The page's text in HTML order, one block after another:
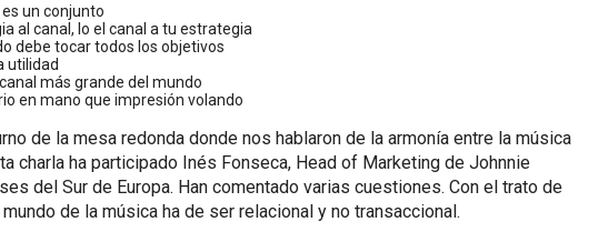
un conjunto
al canal, lo el canal a tu estrategia
debe tocar todos los objetivos
utilidad
más grande del mundo
en mano que impresión volando
de la mesa redonda donde nos hablaron de la armonía entre la música
charla ha participado Inés Fonseca, Head of Marketing de Johnnie
del Sur de Europa. Han comentado varias cuestiones. Con el trato de
de la música ha de ser relacional y no transaccional.